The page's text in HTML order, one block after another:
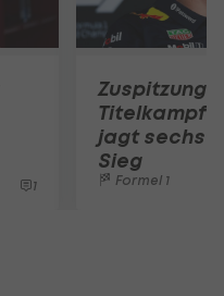
1
Zuspitzung
Titelkampf?
jagt
Sieg
Formel 1